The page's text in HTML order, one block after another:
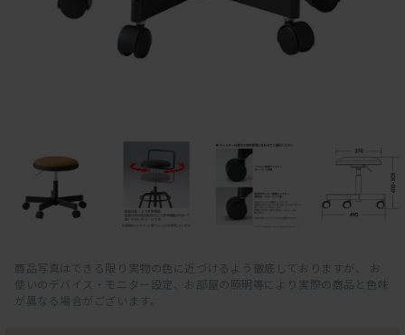
商品写真はできる限り実物の色に近づけるよう徹底しておりますが、 お
使いのデバイス・モニター設定、お部屋の照明等により実際の商品と色味
が異なる場合がございます。